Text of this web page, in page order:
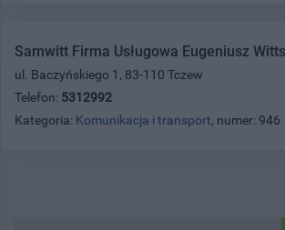
Samwitt Firma Usługowa Eugeniusz
ul. Baczyńskiego 1, 83-110 Tczew
Telefon: 5312992
Kategoria: Komunikacja i transport, numer: 946